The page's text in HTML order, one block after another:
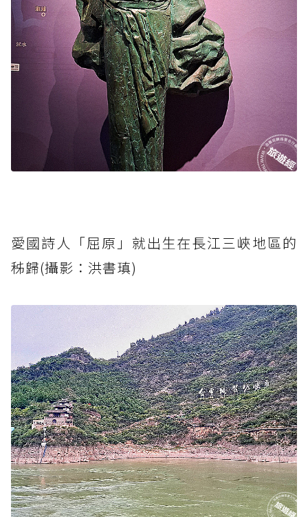
愛國詩人「屈原」就出生在長江三峽地區的
秭歸(攝影：洪書瑱)